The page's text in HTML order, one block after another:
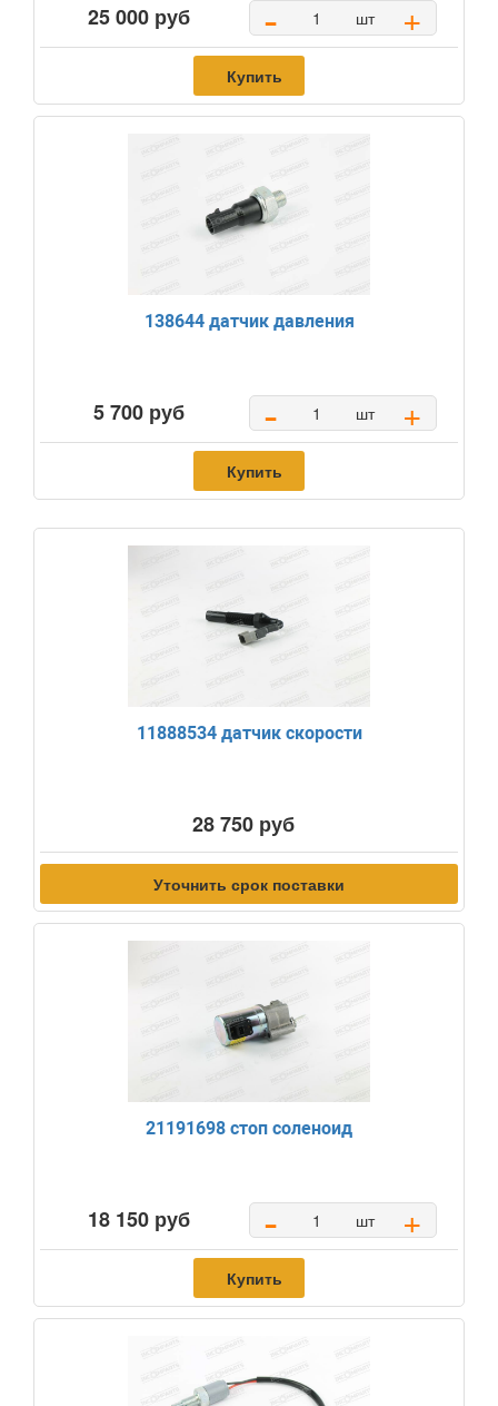
25 000 руб - шт +
Купить
138644 датчик давления
5 700 руб - шт +
Купить
11888534 датчик скорости
28 750 руб
Уточнить срок поставки
21191698 стоп соленоид
18 150 руб - шт +
Купить